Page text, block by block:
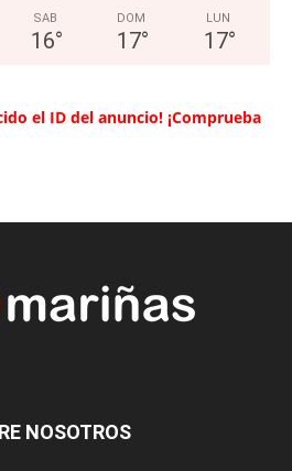
SAB
16°
DOM
17°
LUN
17°
el ID del anuncio! ¡Comprueba
NOSOTROS